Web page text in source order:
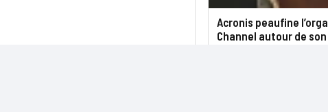
Acronis peaufine
Channel autour de